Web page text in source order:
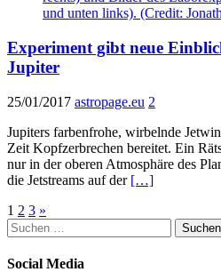
Experiment gibt neue
Jupiter
25/01/2017 astropage.eu 2
Jupiters farbenfrohe, wirbelnde
Zeit Kopfzerbrechen bereitet. Ein
nur in der oberen Atmosphäre des
die Jetstreams auf der […]
Seitennummerierung
der
Beiträge
1 2 3 »
Suchen
nach:
Social Media